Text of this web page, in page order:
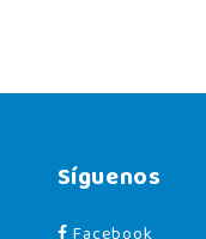
Síguenos